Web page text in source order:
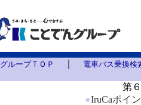
グループＴＯＰ 電車バス乗換検
第
●IruCaポイ